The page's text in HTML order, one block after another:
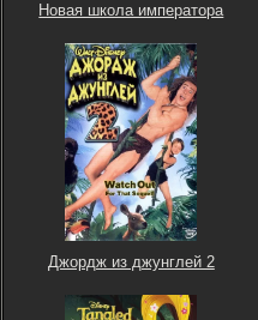
Новая школа императора
Джордж из джунглей 2